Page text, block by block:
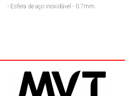
- Esfera de aço inoxidável - 0.7mm.